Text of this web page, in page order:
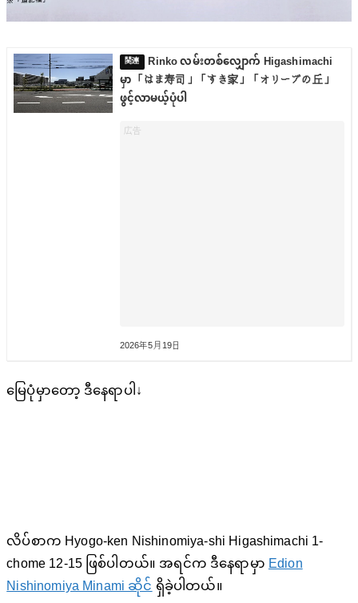
Rinko လမ်းတစ်လျှောက် Higashimachi
မှာ 「はま寿司」「すき家」「オリーブの丘」
ဖွင့်လာမယ့်ပုံပါ
2026年5月19日
မြေပုံမှာတော့ ဒီနေရာပါ↓
လိပ်စာက Hyogo-ken Nishinomiya-shi Higashimachi 1-
chome 12-15 ဖြစ်ပါတယ်။ အရင်က ဒီနေရာမှာEdion
Nishinomiya Minami ဆိုင်ရှိခဲ့ပါတယ်။